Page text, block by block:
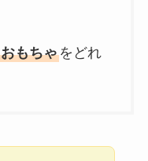
もちゃをどれ